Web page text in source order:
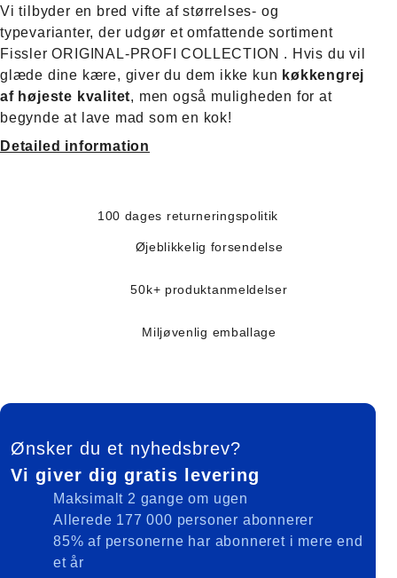
Vi tilbyder en bred vifte af størrelses- og
typevarianter, der udgør et omfattende sortiment
Fissler ORIGINAL-PROFI COLLECTION . Hvis du vil
glæde dine kære, giver du dem ikke kun køkkengrej
af højeste kvalitet, men også muligheden for at
begynde at lave mad som en kok!
Detailed information
100 dages returneringspolitik
Øjeblikkelig forsendelse
50k+ produktanmeldelser
Miljøvenlig emballage
FOOTER
Ønsker du et nyhedsbrev?
Vi giver dig gratis levering
Maksimalt 2 gange om ugen
Allerede 177 000 personer abonnerer
85% af personerne har abonneret i mere end
et år